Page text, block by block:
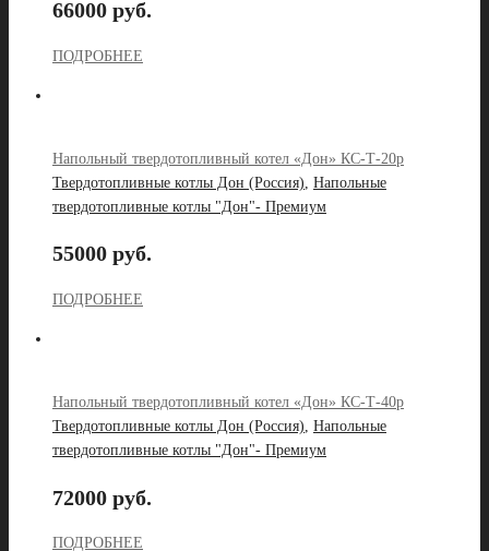
66000 руб.
ПОДРОБНЕЕ
Напольный твердотопливный котел «Дон» КС-Т-20р
Твердотопливные котлы Дон (Россия) Напольные
твердотопливные котлы "Дон"- Премиум
55000 руб.
ПОДРОБНЕЕ
Напольный твердотопливный котел «Дон» КС-Т-40р
Твердотопливные котлы Дон (Россия) Напольные
твердотопливные котлы "Дон"- Премиум
72000 руб.
ПОДРОБНЕЕ